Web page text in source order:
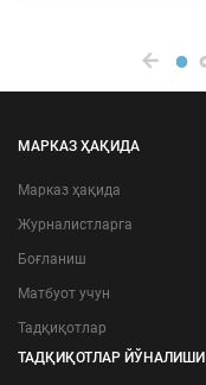
МАРКАЗ ҲАҚИДА
Марказ ҳақида
Журналистларга
Боғланиш
Матбуот учун
Тадқиқотлар
ТАДҚИҚОТЛАР ЙЎНАЛИШИ